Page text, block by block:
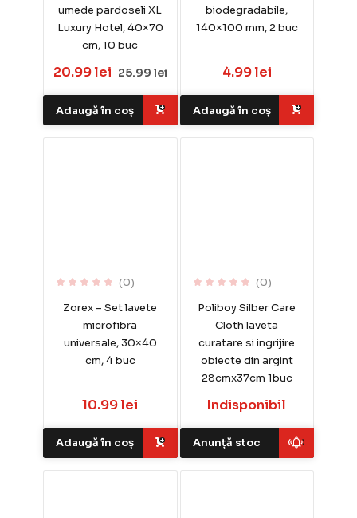
umede pardoseli XL
Luxury Hotel, 40×70
cm, 10 buc
20.99 lei 25.99 lei
Adaugă în coș
biodegradabile,
140×100 mm, 2 buc
4.99 lei
Adaugă în coș
(0)
Zorex – Set lavete
microfibra
universale, 30×40
cm, 4 buc
10.99 lei
Adaugă în coș
(0)
Poliboy Silber Care
Cloth laveta
curatare si ingrijire
obiecte din argint
28cmx37cm 1buc
Indisponibil
Anunță stoc